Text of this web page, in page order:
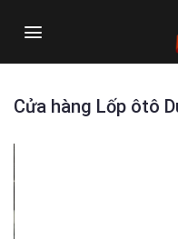
Cửa hàng Lốp ôtô